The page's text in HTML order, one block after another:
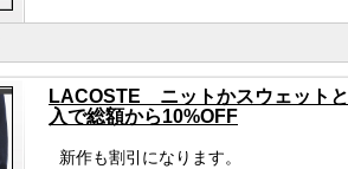
LACOSTE ニットかスウェット
入で総額から10%OFF
新作も割引になります。